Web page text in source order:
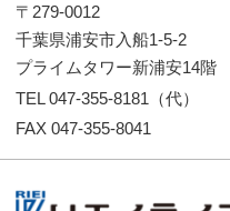
〒279-0012
千葉県浦安市入船1-5-2
プライムタワー新浦安14階
TEL 047-355-8181（代）
FAX 047-355-8041